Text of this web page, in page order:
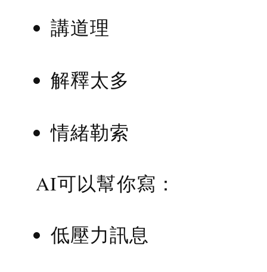
講道理
解釋太多
情緒勒索
AI可以幫你寫：
低壓力訊息